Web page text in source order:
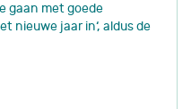
gaan met goede
nieuwe jaar in‘, aldus de